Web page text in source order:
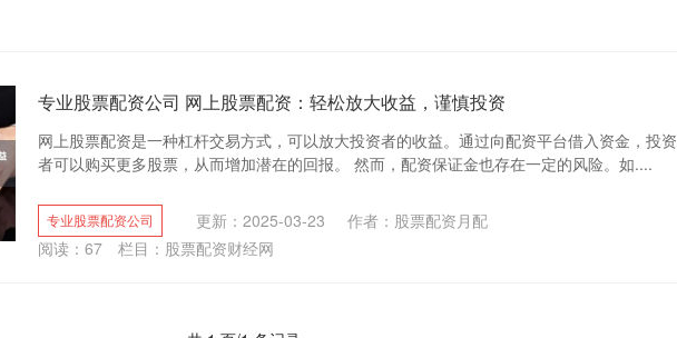
专业股票配资公司 网上股票配资：轻松放大收益，谨慎投资
网上股票配资是一种杠杆交易方式，可以放大投资者的收益。通过向配资平台借入资金，投资
者可以购买更多股票，从而增加潜在的回报。 然而，配资保证金也存在一定的风险。如....
专业股票配资公司 更新：2025-03-23
作者：股票配资月配
阅读： 67 栏目： 股票配资财经网